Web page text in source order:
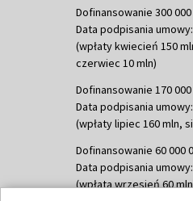
Dofinansowanie 300 000
Data podpisania umowy:
(wpłaty kwiecień 150
czerwiec 10 mln)
Dofinansowanie 170 000
Data podpisania umowy:
(wpłaty lipiec 160 mln,
Dofinansowanie 60 000
Data podpisania umowy:
(wpłata wrzesień 60